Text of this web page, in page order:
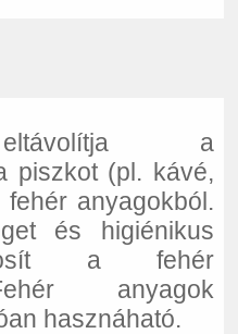
a
piszkot (pl. kávé,
anyagokból.
és higiénikus
a fehér
anyagok
hasznáható.